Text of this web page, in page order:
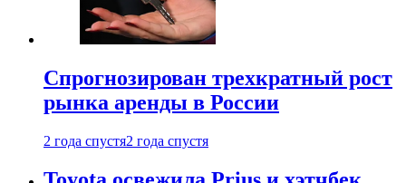
Спрогнозирован трехкратный рост
рынка аренды в России
2 года спустя2 года спустя